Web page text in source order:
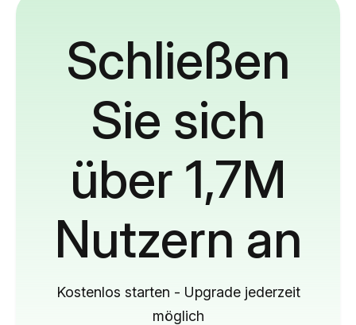
Schließen
Sie sich
über 1,7M
Nutzern an
Kostenlos starten - Upgrade jederzeit
möglich